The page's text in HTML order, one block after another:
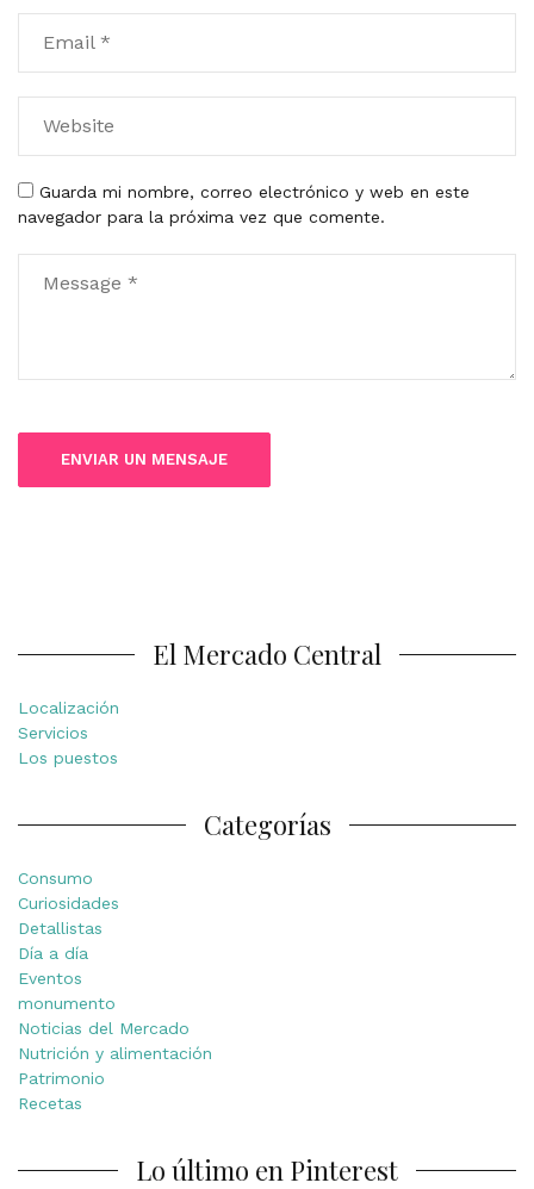
Guarda mi nombre, correo electrónico y web en este
navegador para la próxima vez que comente.
El Mercado Central
Localización
Servicios
Los puestos
Categorías
Consumo
Curiosidades
Detallistas
Día a día
Eventos
monumento
Noticias del Mercado
Nutrición y alimentación
Patrimonio
Recetas
Lo último en Pinterest